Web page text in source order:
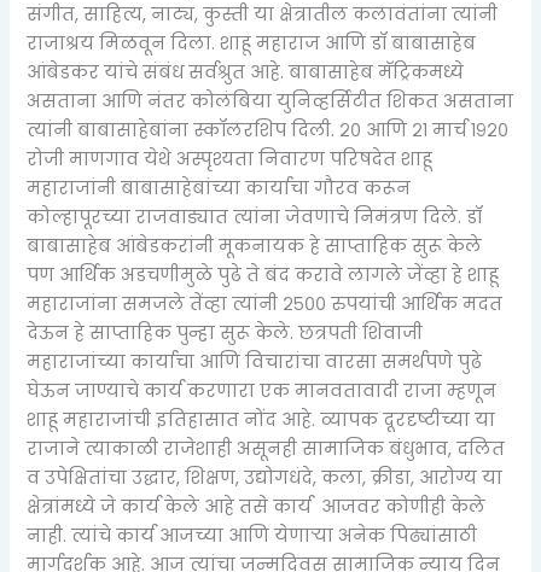
संगीत, साहित्य, नाट्य, कुस्ती या क्षेत्रातील कलावंतांना त्यांनी
राजाश्रय मिळवून दिला. शाहू महाराज आणि डॉ बाबासाहेब
आंबेडकर यांचे संबंध सर्वश्रुत आहे. बाबासाहेब मॅट्रिकमध्ये
असताना आणि नंतर कोलंबिया युनिव्हर्सिटीत शिकत असताना
त्यांनी बाबासाहेबांना स्कॉलरशिप दिली. २० आणि २१ मार्च १९२०
रोजी माणगाव येथे अस्पृश्यता निवारण परिषदेत शाहू
महाराजांनी बाबासाहेबांच्या कार्याचा गौरव करून
कोल्हापूरच्या राजवाड्यात त्यांना जेवणाचे निमंत्रण दिले. डॉ
बाबासाहेब आंबेडकरांनी मूकनायक हे साप्ताहिक सुरू केले
पण आर्थिक अडचणीमुळे पुढे ते बंद करावे लागले जेंव्हा हे शाहू
महाराजांना समजले तेंव्हा त्यांनी २५०० रुपयांची आर्थिक मदत
देऊन हे साप्ताहिक पुन्हा सुरू केले. छत्रपती शिवाजी
महाराजांच्या कार्याचा आणि विचारांचा वारसा समर्थपणे पुढे
घेऊन जाण्याचे कार्य करणारा एक मानवतावादी राजा म्हणून
शाहू महाराजांची इतिहासात नोंद आहे. व्यापक दूरदृष्टीच्या या
राजाने त्याकाळी राजेशाही असूनही सामाजिक बंधुभाव, दलित
व उपेक्षितांचा उद्धार, शिक्षण, उद्योगधंदे, कला, क्रीडा, आरोग्य या
क्षेत्रांमध्ये जे कार्य केले आहे तसे कार्य आजवर कोणीही केले
नाही. त्यांचे कार्य आजच्या आणि येणाऱ्या अनेक पिढ्यांसाठी
मार्गदर्शक आहे. आज त्यांचा जन्मदिवस सामाजिक न्याय दिन